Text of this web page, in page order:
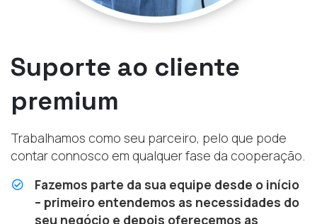
Suporte ao cliente
premium
Trabalhamos como seu parceiro, pelo que pode
contar connosco em qualquer fase da cooperação.
Fazemos parte da sua equipe desde o início
– primeiro entendemos as necessidades do
seu negócio e depois oferecemos as